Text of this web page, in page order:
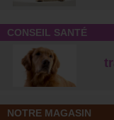
CONSEIL SANTÉ
NOTRE MAGASIN